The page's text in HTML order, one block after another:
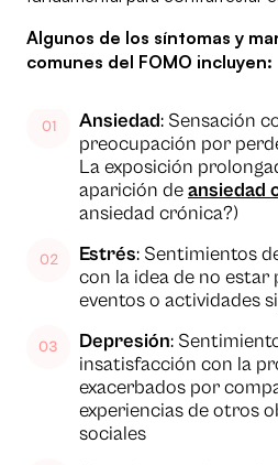
Algunos de los síntomas y
comunes del FOMO incluyen:
Ansiedad: Sensación
preocupación por
La exposición
aparición deansiedad
ansiedad crónica?)
Estrés: Sentimientos
con la idea de no
eventos o actividades
Depresión:
insatisfacción con la
exacerbados por
experiencias de otros
sociales